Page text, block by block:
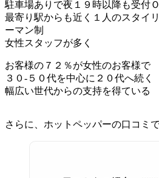
駐車場ありで夜１９時以降も受付
最寄り駅からも近く１人のスタイ
ーマン制
女性スタッフが多く
お客様の７２％が女性のお客様で
３０-５０代を中心に２０代へ続く
幅広い世代からの支持を得ている
さらに、ホットペッパーの口コミ